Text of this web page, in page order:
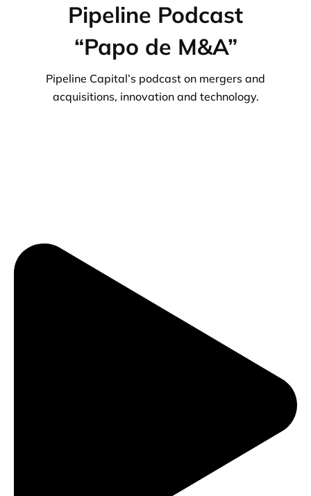
Pipeline Podcast
“Papo de M&A”
Pipeline Capital’s podcast on mergers and
acquisitions, innovation and technology.